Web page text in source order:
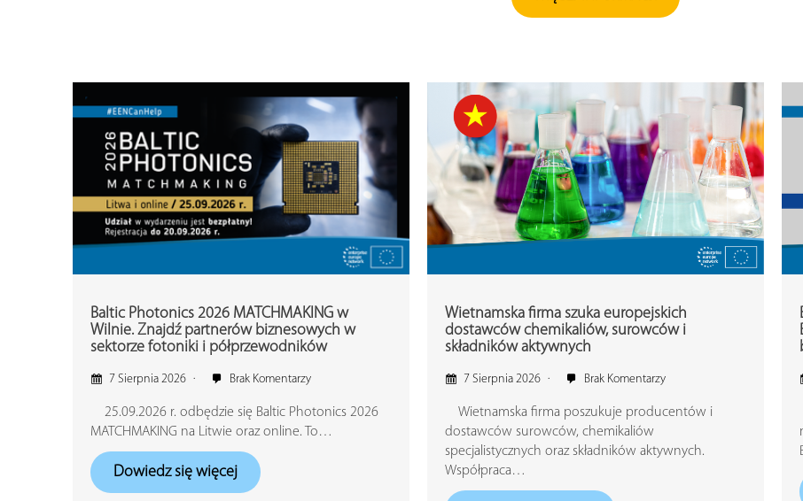
Baltic Photonics 2026 MATCHMAKING w
Wilnie. Znajdź partnerów biznesowych w
sektorze fotoniki i półprzewodników
7 Sierpnia 2026 Brak Komentarzy
25.09.2026 r. odbędzie się Baltic Photonics 2026
MATCHMAKING na Litwie oraz online. To…
Dowiedz się więcej
Wietnamska firma szuka europejskich
dostawców chemikaliów, surowców i
składników aktywnych
7 Sierpnia 2026 Brak Komentarzy
Wietnamska firma poszukuje producentów i
dostawców surowców, chemikaliów
specjalistycznych oraz składników aktywnych.
Współpraca…